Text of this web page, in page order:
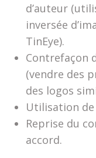
d’auteur
inversée
TinEye).
Contrefaçon
(vendre des
des logos
Utilisation
Reprise du
accord.